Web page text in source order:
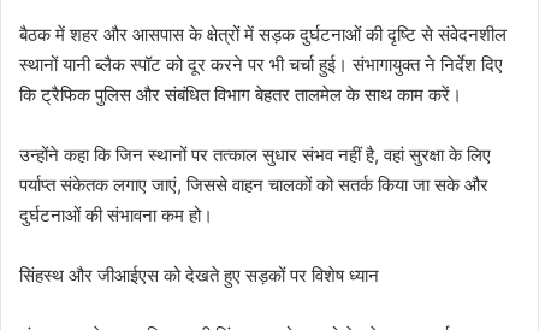
बैठक में शहर और आसपास के क्षेत्रों में सड़क दुर्घटनाओं की दृष्टि से संवेदनशील
स्थानों यानी ब्लैक स्पॉट को दूर करने पर भी चर्चा हुई। संभागायुक्त ने निर्देश दिए
कि ट्रैफिक पुलिस और संबंधित विभाग बेहतर तालमेल के साथ काम करें।
उन्होंने कहा कि जिन स्थानों पर तत्काल सुधार संभव नहीं है, वहां सुरक्षा के लिए
पर्याप्त संकेतक लगाए जाएं, जिससे वाहन चालकों को सतर्क किया जा सके और
दुर्घटनाओं की संभावना कम हो।
सिंहस्थ और जीआईएस को देखते हुए सड़कों पर विशेष ध्यान